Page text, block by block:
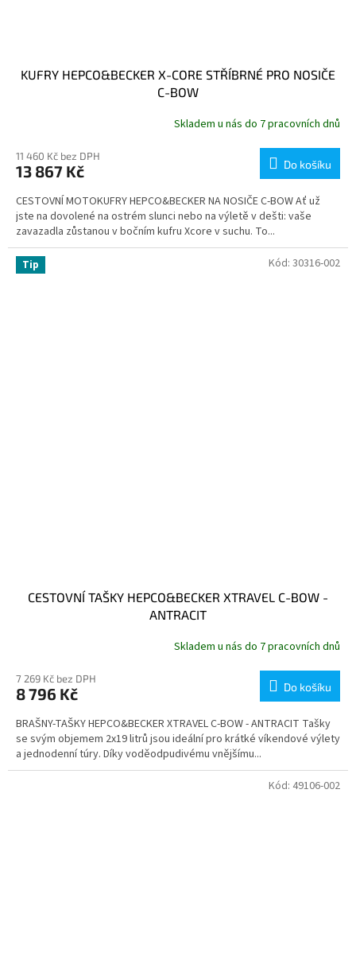
KUFRY HEPCO&BECKER X-CORE STŘÍBRNÉ PRO NOSIČE
C-BOW
Skladem u nás do 7 pracovních dnů
11 460 Kč bez DPH
13 867 Kč Do košíku
CESTOVNÍ MOTOKUFRY HEPCO&BECKER NA NOSIČE C-BOW Ať už
jste na dovolené na ostrém slunci nebo na výletě v dešti: vaše
zavazadla zůstanou v bočním kufru Xcore v suchu. To...
Tip
CESTOVNÍ TAŠKY HEPCO&BECKER XTRAVEL C-BOW -
ANTRACIT
Skladem u nás do 7 pracovních dnů
7 269 Kč bez DPH
8 796 Kč Do košíku
BRAŠNY-TAŠKY HEPCO&BECKER XTRAVEL C-BOW - ANTRACIT Tašky
se svým objemem 2x19 litrů jsou ideální pro krátké víkendové výlety
a jednodenní túry. Díky voděodpudivému vnějšímu...
Kód: 30316-002
Kód: 49106-002